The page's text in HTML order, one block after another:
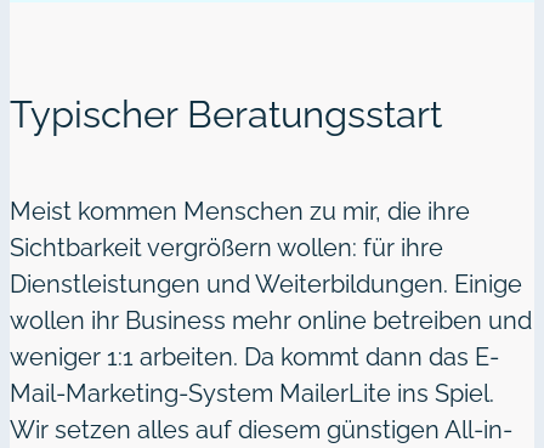
Typischer Beratungsstart
Meist kommen Menschen zu mir, die ihre
Sichtbarkeit vergrößern wollen: für ihre
Dienstleistungen und Weiterbildungen. Einige
wollen ihr Business mehr online betreiben und
weniger 1:1 arbeiten. Da kommt dann das E-
Mail-Marketing-System MailerLite ins Spiel.
Wir setzen alles auf diesem günstigen All-in-